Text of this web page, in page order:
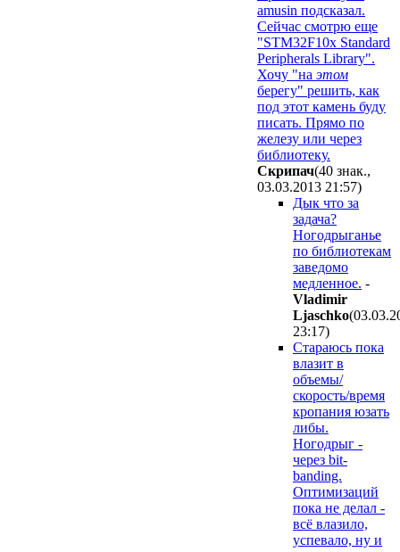
amusin подсказал.
Сейчас смотрю еще
"STM32F10x Standard
Peripherals Library".
Хочу "на этом
берегу" решить, как
под этот камень буду
писать. Прямо по
железу или через
библиотеку.
Скрипач(40 знак.,
03.03.2013 21:57)
Дык что за
задача?
Ногодрыганье
по библиотекам
заведомо
медленное. -
Vladimir
Ljaschko
23:17)
Стараюсь пока
влазит в
объемы/
скорость/время
кропания юзать
либы.
Ногодрыг -
через bit-
banding.
Оптимизаций
пока не делал -
всё влазило,
успевало, ну и